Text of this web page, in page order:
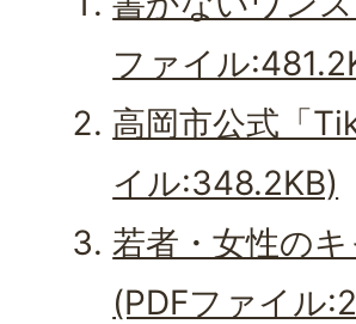
ファイル
高岡市公式「
イル:348.2KB)
若者・女性の
(PDFファイル